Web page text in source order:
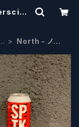
North - ノー